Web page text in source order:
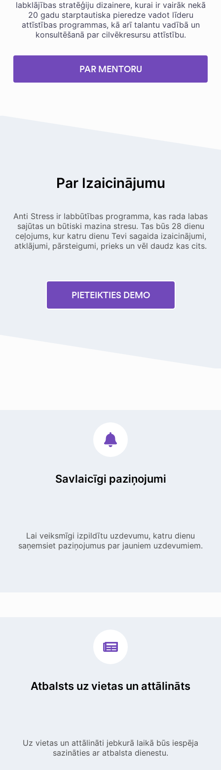
labklājības stratēģiju dizainere, kurai ir vairāk nekā
20 gadu starptautiska pieredze vadot līderu
attīstības programmas, kā arī talantu vadībā un
konsultēšanā par cilvēkresursu attīstību.
PAR MENTORU
Par Izaicinājumu
Anti Stress ir labbūtības programma, kas rada labas
sajūtas un būtiski mazina stresu. Tas būs 28 dienu
ceļojums, kur katru dienu Tevi sagaida izaicinājumi,
atklājumi, pārsteigumi, prieks un vēl daudz kas cits.
PIETEIKTIES DEMO
Savlaicīgi paziņojumi
Lai veiksmīgi izpildītu uzdevumu, katru dienu
saņemsiet paziņojumus par jauniem uzdevumiem.
Atbalsts uz vietas un attālināts
Uz vietas un attālināti jebkurā laikā būs iespēja
sazināties ar atbalsta dienestu.